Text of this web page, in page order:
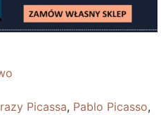
Picassa, Pablo Picasso,